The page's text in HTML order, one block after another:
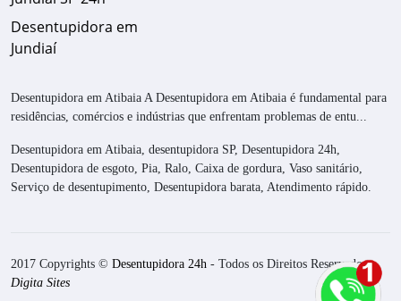
Desentupidora em
Jundiaí
Desentupidora em Atibaia A Desentupidora em Atibaia é fundamental para
residências, comércios e indústrias que enfrentam problemas de entu...
Desentupidora em Atibaia, desentupidora SP, Desentupidora 24h,
Desentupidora de esgoto, Pia, Ralo, Caixa de gordura, Vaso sanitário,
Serviço de desentupimento, Desentupidora barata, Atendimento rápido.
2017 Copyrights © Desentupidora 24h - Todos os Direitos Reservados.
Digita Sites